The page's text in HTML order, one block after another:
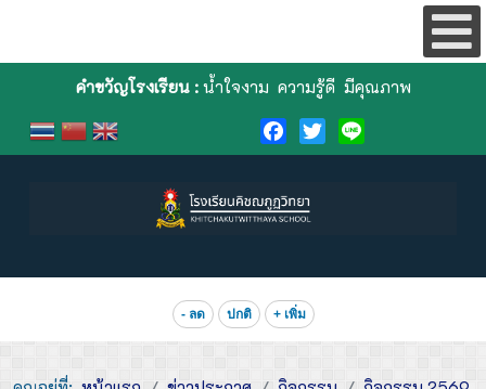
คำขวัญโรงเรียน :น้ำใจงาม ความรู้ดี มีคุณภาพ
Facebook
TwitterLine
- ลด ปกติ + เพิ่ม